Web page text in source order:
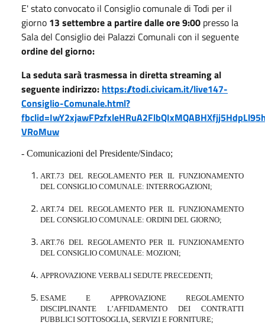
E' stato convocato il Consiglio comunale di Todi per il
giorno 13 settembre a partire dalle ore 9:00 presso la
Sala del Consiglio dei Palazzi Comunali con il seguente
ordine del giorno:
La seduta sarà trasmessa in diretta streaming al
seguente indirizzo: https://todi.civicam.it/live147-
Consiglio-Comunale.html?
VRoMuw
- Comunicazioni del Presidente/Sindaco;
ART.73 DEL REGOLAMENTO PER IL FUNZIONAMENTO
DEL CONSIGLIO COMUNALE: INTERROGAZIONI;
ART.74 DEL REGOLAMENTO PER IL FUNZIONAMENTO
DEL CONSIGLIO COMUNALE: ORDINI DEL GIORNO;
ART.76 DEL REGOLAMENTO PER IL FUNZIONAMENTO
DEL CONSIGLIO COMUNALE: MOZIONI;
APPROVAZIONE VERBALI SEDUTE PRECEDENTI;
ESAME E APPROVAZIONE REGOLAMENTO
DISCIPLINANTE L’AFFIDAMENTO DEI CONTRATTI
PUBBLICI SOTTOSOGLIA, SERVIZI E FORNITURE;